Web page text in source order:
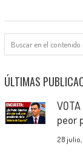
ÚLTIMAS
peor
28